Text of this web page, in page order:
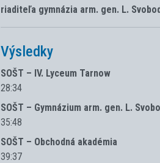
riaditeľa gymnázia arm. gen. L.
Výsledky
SOŠT – IV. Lyceum Tarnow
28:34
SOŠT – Gymnázium arm. gen. L.
35:48
SOŠT – Obchodná akadémia
39:37